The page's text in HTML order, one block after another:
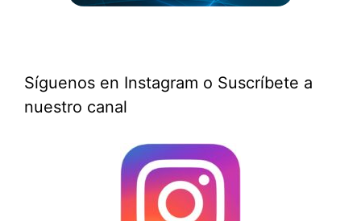
Síguenos en Instagram o Suscríbete a
nuestro canal